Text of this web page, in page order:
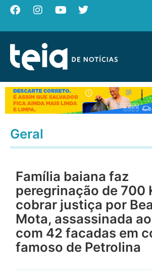
Geral
Família baiana faz
peregrinação de 700
cobrar justiça por
Mota, assassinada
com 42 facadas em
famoso de Petrolina